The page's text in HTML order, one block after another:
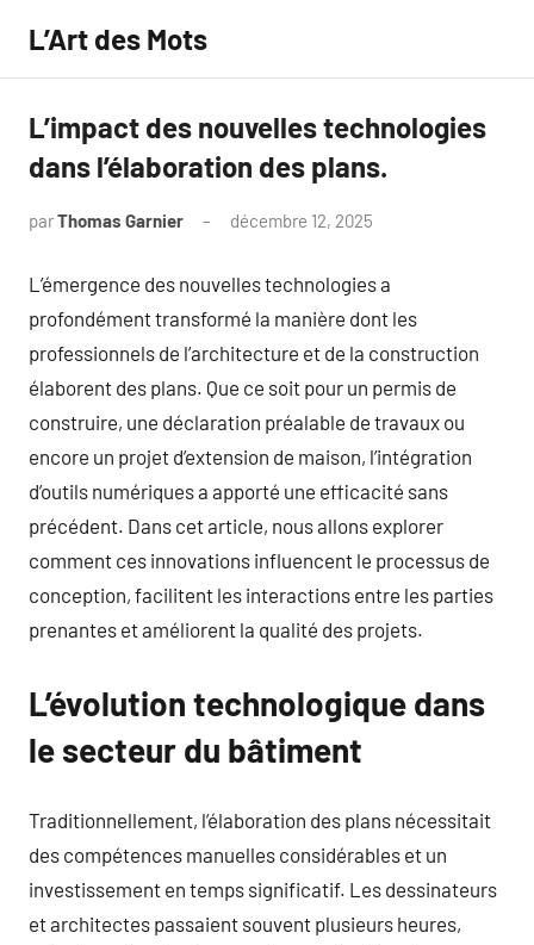
contenu
L’Art des Mots
L’impact des nouvelles technologies
dans l’élaboration des plans.
parThomas Garnier décembre 12, 2025
L’émergence des nouvelles technologies a
profondément transformé la manière dont les
professionnels de l’architecture et de la construction
élaborent des plans. Que ce soit pour un permis de
construire, une déclaration préalable de travaux ou
encore un projet d’extension de maison, l’intégration
d’outils numériques a apporté une efficacité sans
précédent. Dans cet article, nous allons explorer
comment ces innovations influencent le processus de
conception, facilitent les interactions entre les parties
prenantes et améliorent la qualité des projets.
L’évolution technologique dans
le secteur du bâtiment
Traditionnellement, l’élaboration des plans nécessitait
des compétences manuelles considérables et un
investissement en temps significatif. Les dessinateurs
et architectes passaient souvent plusieurs heures,